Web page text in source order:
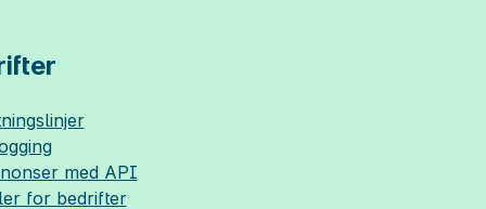
med API
for bedrifter